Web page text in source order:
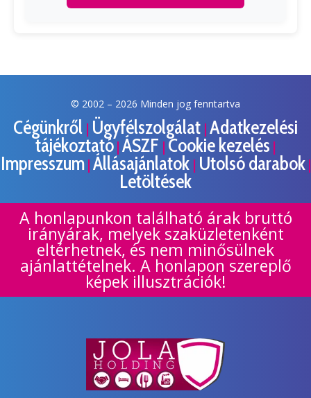
© 2002 – 2026 Minden jog fenntartva
Cégünkről | Ügyfélszolgálat | Adatkezelési
tájékoztató | ÁSZF | Cookie kezelés |
Impresszum| Állásajánlatok | Utolsó darabok|
Letöltések
A honlapunkon található árak bruttó
irányárak, melyek szaküzletenként
eltérhetnek, és nem minősülnek
ajánlattételnek. A honlapon szereplő
képek illusztrációk!